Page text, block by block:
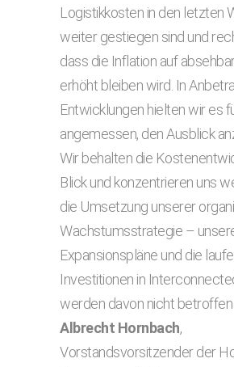
Logistikkosten in den letzten
weiter gestiegen sind und
dass die Inflation auf
erhöht bleiben wird. In
Entwicklungen hielten wir es
angemessen, den Ausblick
Wir behalten die
Blick und konzentrieren uns
die Umsetzung unserer
Wachstumsstrategie –
Expansionspläne und die
Investitionen in
werden davon nicht betroffen
Albrecht Hornbach,
Vorstandsvorsitzender der